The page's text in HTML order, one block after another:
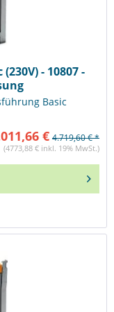
(230V) - 10807 -
Basic
€ 4.719,60 € *
(4773,88 € inkl. 19% MwSt.)